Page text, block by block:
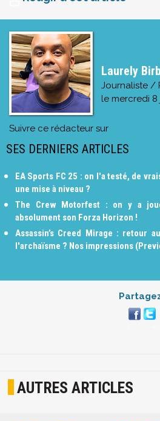
Laurely
Journaliste /
le mercredi 8
Suivre ce rédacteur sur
SES DERNIERS ARTICLES
EA Sports FC 25 : on l'a testé, de
une mise à niveau ?
The Crew Motorfest : on y a
absolument son Forza Horizon !
Assassin’s Creed Mirage : retour
l'archaïsme ? Nos impressions
AUTRES ARTICLES